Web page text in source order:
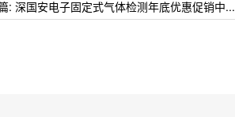
: 深国安电子固定式气体检测年底优惠促销中...